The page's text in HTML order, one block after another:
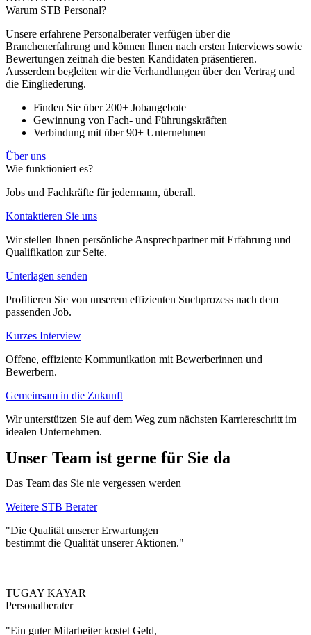
Warum STB Personal?
Unsere erfahrene Personalberater verfügen über die
Branchenerfahrung und können Ihnen nach ersten Interviews sowie
Bewertungen zeitnah die besten Kandidaten präsentieren.
Ausserdem begleiten wir die Verhandlungen über den Vertrag und
die Eingliederung.
Finden Sie über 200+ Jobangebote
Gewinnung von Fach- und Führungskräften
Verbindung mit über 90+ Unternehmen
Über uns
Wie funktioniert es?
Jobs und Fachkräfte für jedermann, überall.
Kontaktieren Sie uns
Wir stellen Ihnen persönliche Ansprechpartner mit Erfahrung und
Qualifikation zur Seite.
Unterlagen senden
Profitieren Sie von unserem effizienten Suchprozess nach dem
passenden Job.
Kurzes Interview
Offene, effiziente Kommunikation mit Bewerberinnen und
Bewerbern.
Gemeinsam in die Zukunft
Wir unterstützen Sie auf dem Weg zum nächsten Karriereschritt im
idealen Unternehmen.
Unser Team ist gerne für Sie da
Das Team das Sie nie vergessen werden
Weitere STB Berater
"Die Qualität unserer Erwartungen
bestimmt die Qualität unserer Aktionen."
TUGAY KAYAR
Personalberater
"Ein guter Mitarbeiter kostet Geld,